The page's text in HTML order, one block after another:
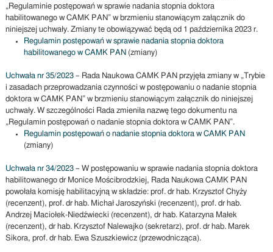
„Regulaminie postępowań w sprawie nadania stopnia doktora
habilitowanego w CAMK PAN” w brzmieniu stanowiącym załącznik do
niniejszej uchwały. Zmiany te obowiązywać będą od 1 października 2023 r.
Regulamin postępowań w sprawie nadania stopnia doktora
habilitowanego w CAMK PAN (zmiany)
Uchwała nr 35/2023– Rada Naukowa CAMK PAN przyjęła zmiany w „Trybie
i zasadach przeprowadzania czynności w postępowaniu o nadanie stopnia
doktora w CAMK PAN” w brzmieniu stanowiącym załącznik do niniejszej
uchwały. W szczególności Rada zmieniła nazwę tego dokumentu na
„Regulamin postępowań o nadanie stopnia doktora w CAMK PAN”.
Regulamin postępowań o nadanie stopnia doktora w CAMK PAN
(zmiany)
Uchwała nr 34/2023– W postępowaniu w sprawie nadania stopnia doktora
habilitowanego dr Monice Mościbrodzkiej, Rada Naukowa CAMK PAN
powołała komisję habilitacyjną w składzie: prof. dr hab. Krzysztof Chyży
(recenzent), prof. dr hab. Michał Jaroszyński (recenzent), prof. dr hab.
Andrzej Maciołek-Niedźwiecki (recenzent), dr hab. Katarzyna Małek
(recenzent), dr hab. Krzysztof Nalewajko (sekretarz), prof. dr hab. Marek
Sikora, prof. dr hab. Ewa Szuszkiewicz (przewodnicząca).